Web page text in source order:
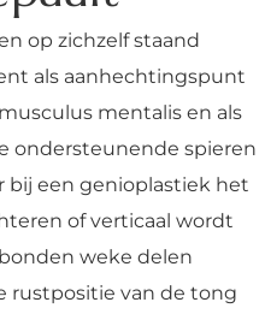
op zichzelf staand
als aanhechtingspunt
mentalis en als
ondersteunende spieren
bij een genioplastiek het
of verticaal wordt
weke delen
rustpositie van de tong